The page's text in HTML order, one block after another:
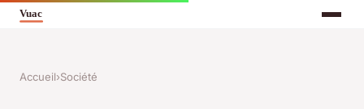
Accueil›Société